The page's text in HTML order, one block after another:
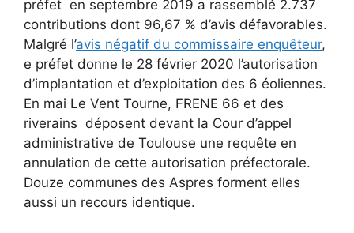
préfet en septembre 2019 a rassemblé 2.737
contributions dont 96,67 % d’avis défavorables.
Malgré l’avis négatif du commissaire enquêteur,
e préfet donne le 28 février 2020 l’autorisation
d’implantation et d’exploitation des 6 éoliennes.
En mai Le Vent Tourne, FRENE 66 et des
riverains déposent devant la Cour d’appel
administrative de Toulouse une requête en
annulation de cette autorisation préfectorale.
Douze communes des Aspres forment elles
aussi un recours identique.